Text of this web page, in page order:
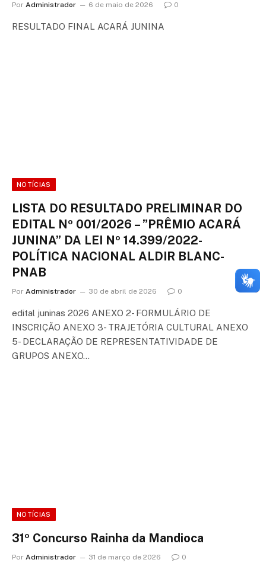
Por Administrador 6 de maio de 2026 0
RESULTADO FINAL ACARÁ JUNINA
NOTÍCIAS
LISTA DO RESULTADO PRELIMINAR DO
EDITAL Nº 001/2026 – ”PRÊMIO ACARÁ
JUNINA” DA LEI Nº 14.399/2022-
POLÍTICA NACIONAL ALDIR BLANC-
PNAB
Por Administrador 30 de abril de 2026 0
edital juninas 2026 ANEXO 2- FORMULÁRIO DE
INSCRIÇÃO ANEXO 3- TRAJETÓRIA CULTURAL ANEXO
5- DECLARAÇÃO DE REPRESENTATIVIDADE DE
GRUPOS ANEXO…
NOTÍCIAS
31º Concurso Rainha da Mandioca
Por Administrador 31 de março de 2026 0